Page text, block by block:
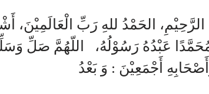
الحَمْدُ للهِ رَبِّ الْعَالَمِيْنَ،
عَبْدُهُ رَسُوْلُهُ، اللّهُمَّ صَلِّ
أَجْمَعِيْنَ : وَ بَعْدُ